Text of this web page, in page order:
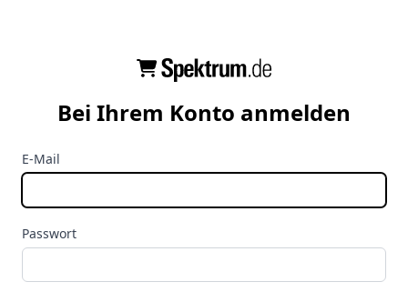
Bei Ihrem Konto anmelden
E-Mail
Passwort